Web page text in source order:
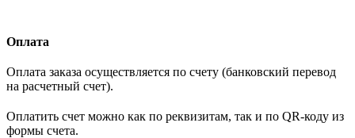
Оплата
Оплата заказа осуществляется по счету (банковский перевод
на расчетный счет).
Оплатить счет можно как по реквизитам, так и по QR-коду из
формы счета.